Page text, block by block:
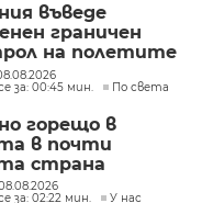
въведе
граничен
на полетите
от
за: 00:45 мин.
По света
горещо в
в почти
страна
за: 02:22 мин.
У нас